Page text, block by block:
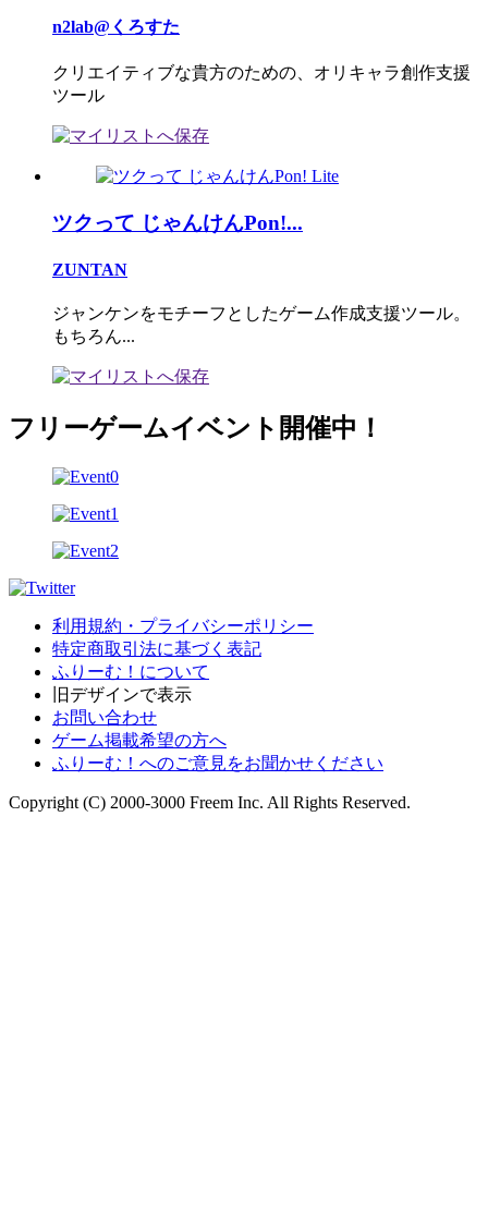
n2lab@くろすた
クリエイティブな貴方のための、オリキャラ創作支援
ツール
ツクって じゃんけんPon!...
ZUNTAN
ジャンケンをモチーフとしたゲーム作成支援ツール。
もちろん...
フリーゲームイベント開催中！
利用規約・プライバシーポリシー
特定商取引法に基づく表記
ふりーむ！について
旧デザインで表示
お問い合わせ
ゲーム掲載希望の方へ
ふりーむ！へのご意見をお聞かせください
Copyright (C) 2000-3000 Freem Inc. All Rights Reserved.